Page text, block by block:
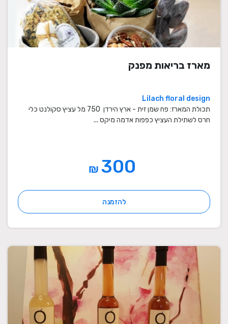
מארז בריאות מפנק
Lilach floral design
תכולת המארז: פח שמן זית - ארץ הירדן 750 מל עציץ סקולנט כלי
חרס לשתילת העציץ כפפות אדמה מיקס ...
₪
להזמנה